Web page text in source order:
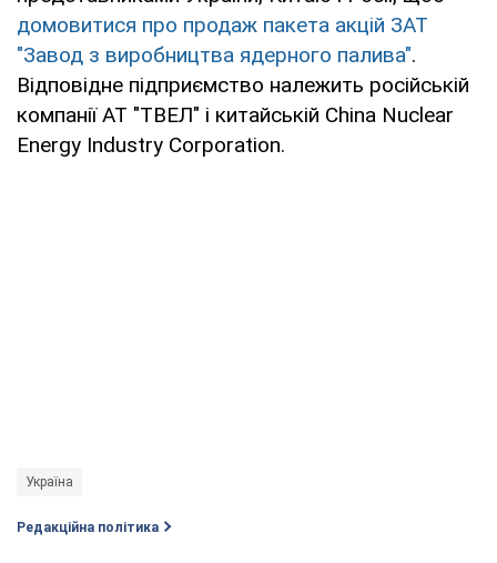
домовитися про продаж пакета акцій ЗАТ
"Завод з виробництва ядерного палива".
Відповідне підприємство належить російській
компанії АТ "ТВЕЛ" і китайській China Nuclear
Energy Industry Corporation.
Україна
Редакційна політика